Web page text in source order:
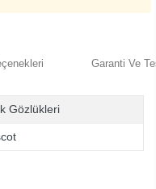
Garanti Ve
Gözlükleri